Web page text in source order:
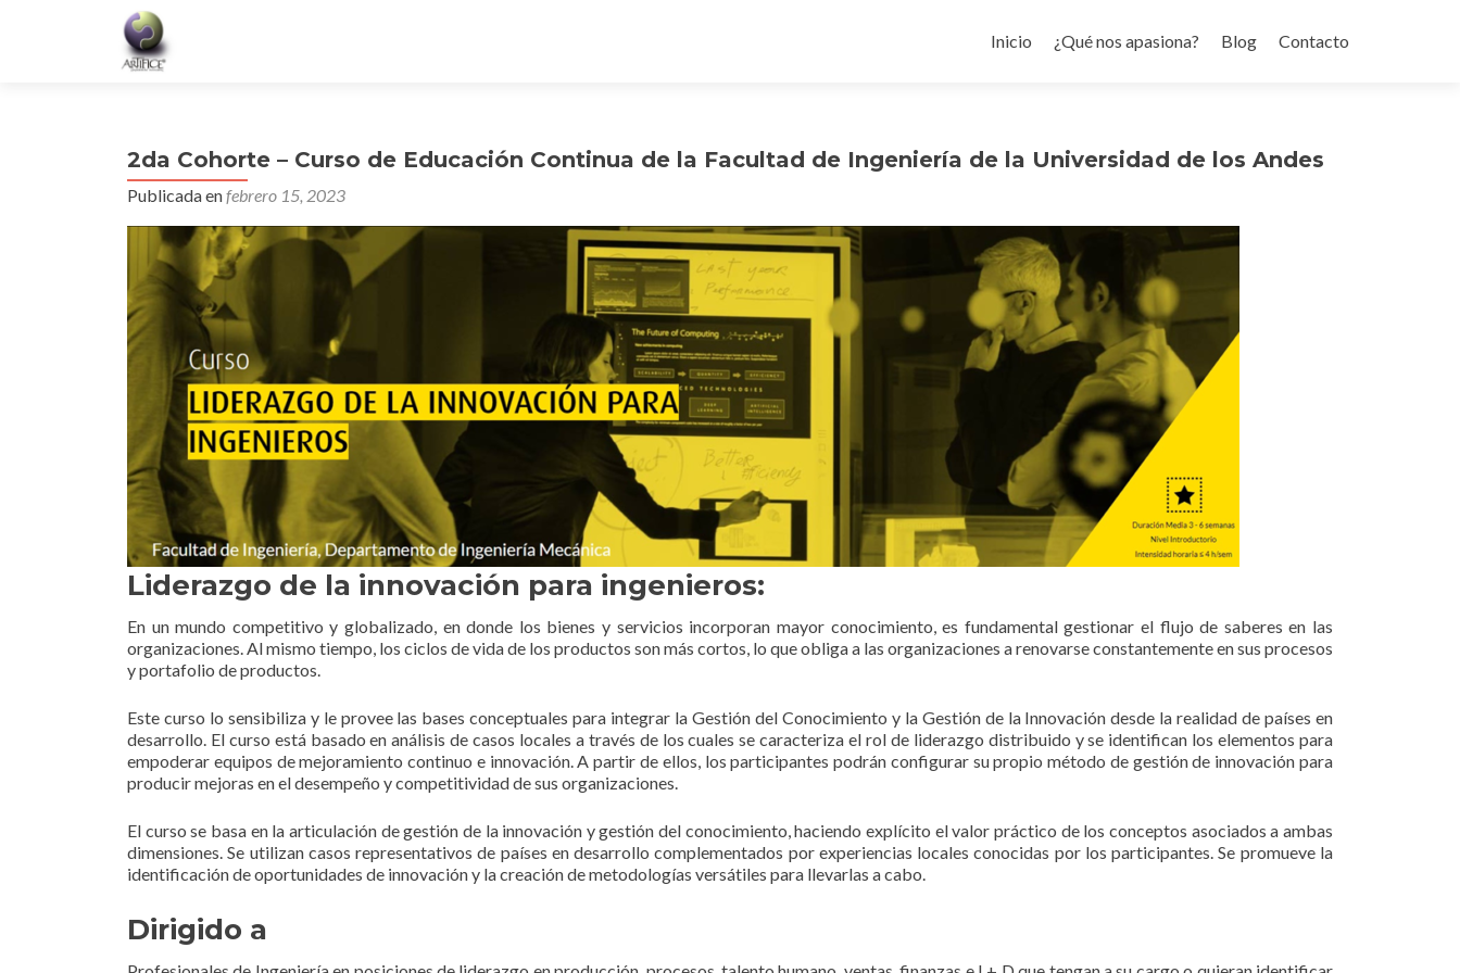
al
Inicio ¿Qué nos apasiona? Blog Contacto
2da Cohorte – Curso de Educación Continua de la Facultad de Ingeniería de la Universidad de los Andes
Publicada enfebrero 15, 2023
Liderazgo de la innovación para ingenieros:
En un mundo competitivo y globalizado, en donde los bienes y servicios incorporan mayor conocimiento, es fundamental gestionar el flujo de saberes en las
organizaciones. Al mismo tiempo, los ciclos de vida de los productos son más cortos, lo que obliga a las organizaciones a renovarse constantemente en sus procesos
y portafolio de productos.
Este curso lo sensibiliza y le provee las bases conceptuales para integrar la Gestión del Conocimiento y la Gestión de la Innovación desde la realidad de países en
desarrollo. El curso está basado en análisis de casos locales a través de los cuales se caracteriza el rol de liderazgo distribuido y se identifican los elementos para
empoderar equipos de mejoramiento continuo e innovación. A partir de ellos, los participantes podrán configurar su propio método de gestión de innovación para
producir mejoras en el desempeño y competitividad de sus organizaciones.
El curso se basa en la articulación de gestión de la innovación y gestión del conocimiento, haciendo explícito el valor práctico de los conceptos asociados a ambas
dimensiones. Se utilizan casos representativos de países en desarrollo complementados por experiencias locales conocidas por los participantes. Se promueve la
identificación de oportunidades de innovación y la creación de metodologías versátiles para llevarlas a cabo.
Dirigido a